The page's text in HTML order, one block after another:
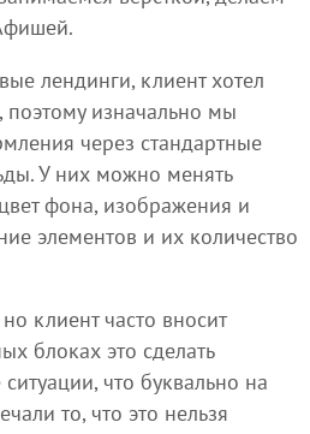
лендинги, клиент хотел
поэтому изначально мы
через стандартные
У них можно менять
фона, изображения и
элементов и их количество
клиент часто вносит
блоках это сделать
что буквально на
то, что это нельзя